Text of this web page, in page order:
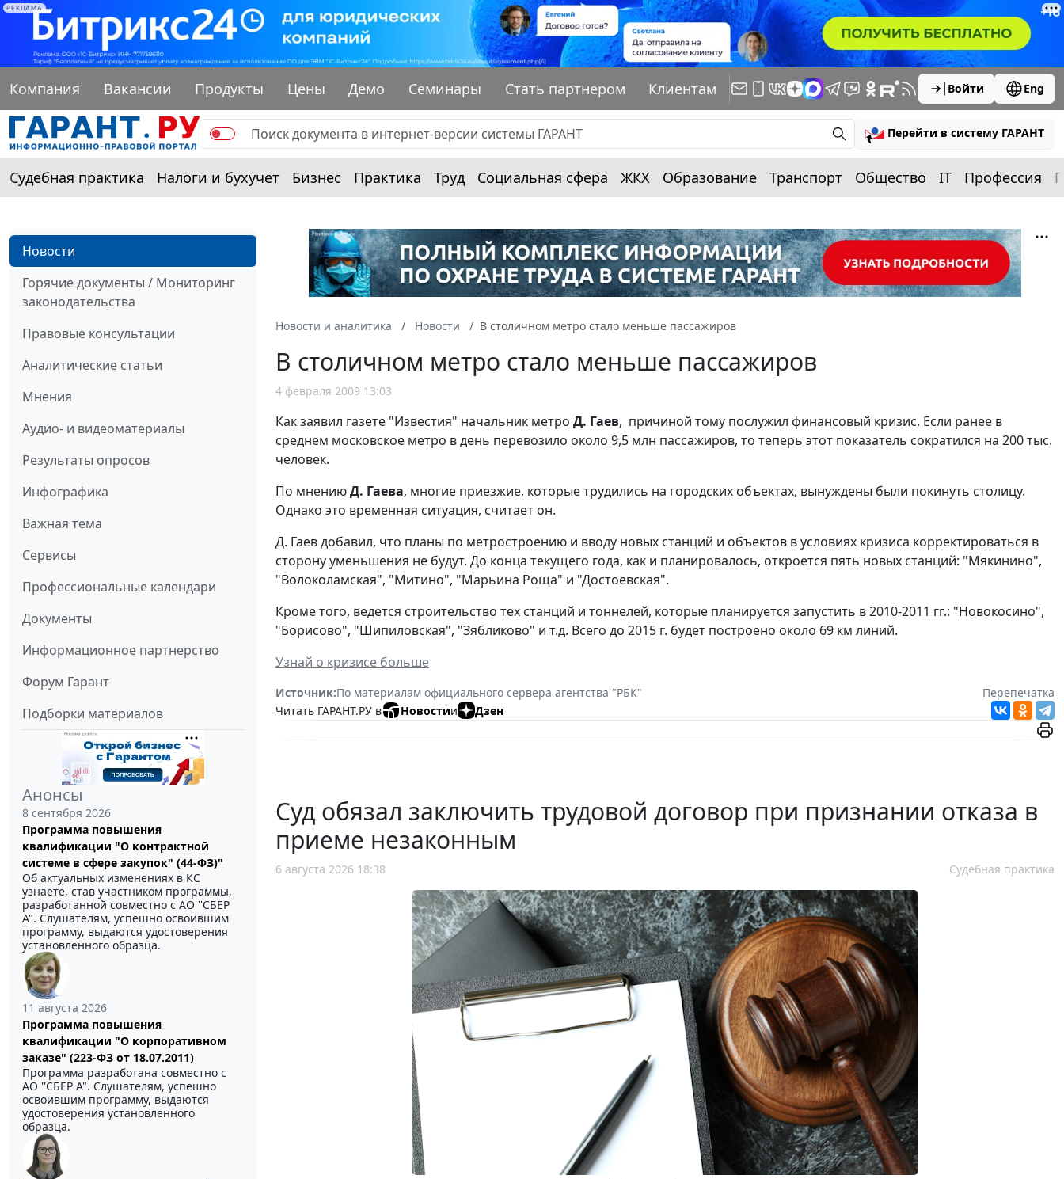
РЕКЛАМА
Компания Вакансии Продукты Цены Демо Семинары Стать партнером Клиентам Войти Eng
Перейти в систему ГАРАНТ
Судебная практика Налоги и бухучет Бизнес Практика Труд Социальная сфера ЖКХ Образование Транспорт Общество IT Профессия
Новости
Горячие документы / Мониторинг
законодательства
Правовые консультации
Аналитические статьи
Мнения
Аудио- и видеоматериалы
Результаты опросов
Инфографика
Важная тема
Сервисы
Профессиональные календари
Документы
Информационное партнерство
Форум Гарант
Подборки материалов
Анонсы
8 сентября 2026
Программа повышения
квалификации "О контрактной
системе в сфере закупок" (44-ФЗ)"
Об актуальных изменениях в КС
узнаете, став участником программы,
разработанной совместно с АО ''СБЕР
А". Слушателям, успешно освоившим
программу, выдаются удостоверения
установленного образца.
11 августа 2026
Программа повышения
квалификации "О корпоративном
заказе" (223-ФЗ от 18.07.2011)
Программа разработана совместно с
АО ''СБЕР А". Слушателям, успешно
освоившим программу, выдаются
удостоверения установленного
образца.
Новости и аналитика Новости В столичном метро стало меньше пассажиров
В столичном метро стало меньше пассажиров
4 февраля 2009 13:03
Как заявил газете "Известия" начальник метро Д. Гаев, причиной тому послужил финансовый кризис. Если ранее в
среднем московское метро в день перевозило около 9,5 млн пассажиров, то теперь этот показатель сократился на 200 тыс.
человек.
По мнениюД. Гаева, многие приезжие, которые трудились на городских объектах, вынуждены были покинуть столицу.
Однако это временная ситуация, считает он.
Д. Гаев добавил, что планы по метростроению и вводу новых станций и объектов в условиях кризиса корректироваться в
сторону уменьшения не будут. До конца текущего года, как и планировалось, откроется пять новых станций: "Мякинино",
"Волоколамская", "Митино", "Марьина Роща" и "Достоевская".
Кроме того, ведется строительство тех станций и тоннелей, которые планируется запустить в 2010-2011 гг.: "Новокосино",
"Борисово", "Шипиловская", "Зябликово" и т.д. Всего до 2015 г. будет построено около 69 км линий.
Узнай о кризисе больше
Источник:По материалам официального сервера агентства "РБК"
Перепечатка
Читать ГАРАНТ.РУ в
Новостии Дзен
Суд обязал заключить трудовой договор при признании отказа в
приеме незаконным
6 августа 2026 18:38 Судебная практика